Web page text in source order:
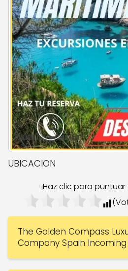
UBICACION
¡Haz clic para
The Golden Compass
Company Spain Incoming